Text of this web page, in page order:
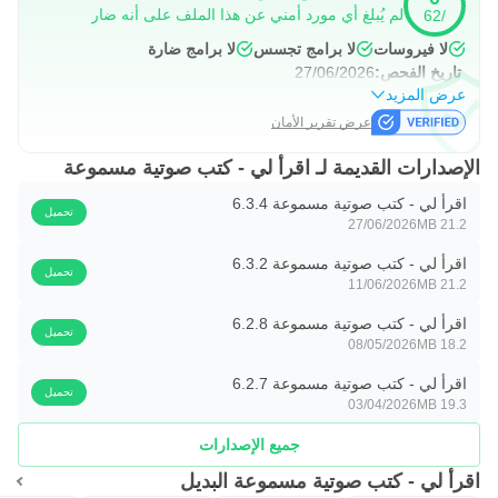
الشاشة. هذه النقطة مهمة في الاستخدام الواقعي، لأن الاستماع لا
يحتاج إلى بقاء الشاشة مفتوحة طوال الوقت. وتساعد المفضلة
في حفظ العناوين التي تبدو مناسبة للعودة إليها لاحقًا، خصوصًا
عند تصفح أكثر من رواية أو بودكاست في الجلسة نفسها.
تحميل الكتب والاستماع دون إنترنت
يدعم اقرأ لي تحميل الكتب على الهاتف للاستماع لاحقًا دون
اتصال بالإنترنت. هذه الميزة مفيدة لمن يسافر كثيرًا أو يستخدم
المواصلات أو يريد تقليل الاعتماد على الشبكة أثناء القيادة. من
صفحة كل عنوان، يظهر خيار بدء الاستماع أو إضافة الكتاب إلى
المفضلة أو تحميله، مما يجعل الانتقال من التصفح إلى الاستماع
سريعًا وواضحًا.
التحميل لا يعني أن كل المحتوى متاح مجانًا، لأن الوصول الكامل
إلى المكتبة يرتبط بخطة الاشتراك. مع ذلك، وجود محتوى مجاني
محدود يساعد المستخدم على تجربة أسلوب التطبيق قبل اختيار
/62
لم يُبلغ أي مورد أمني عن هذا الملف على أنه ضار
لا فيروسات
لا برامج تجسس
لا برامج ضارة
تاريخ الفحص:27/06/2026
عرض المزيد
عرض تقرير الأمان
الإصدارات القديمة لـ اقرأ لي - كتب صوتية مسموعة
اقرأ لي - كتب صوتية مسموعة 6.3.4
21.2 MB
27/06/2026
تحميل
اقرأ لي - كتب صوتية مسموعة 6.3.2
21.2 MB
11/06/2026
تحميل
اقرأ لي - كتب صوتية مسموعة 6.2.8
18.2 MB
08/05/2026
تحميل
اقرأ لي - كتب صوتية مسموعة 6.2.7
19.3 MB
03/04/2026
تحميل
جميع الإصدارات
اقرأ لي - كتب صوتية مسموعة البديل